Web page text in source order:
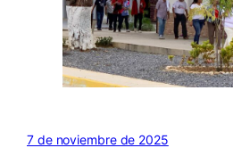
7 de noviembre de 2025